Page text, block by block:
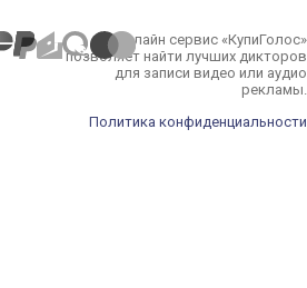
Онлайн сервис «КупиГолос»
позволяет найти лучших дикторов
для записи видео или аудио
рекламы.
Политика конфиденциальности